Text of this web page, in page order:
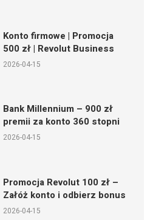
Konto firmowe | Promocja
500 zł | Revolut Business
2026-04-15
Bank Millennium – 900 zł
premii za konto 360 stopni
2026-04-15
Promocja Revolut 100 zł –
Załóż konto i odbierz bonus
2026-04-15